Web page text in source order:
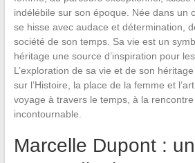
indélébile sur son époque. Née dans un
se hisse avec audace et détermination,
société de son temps. Sa vie est un
héritage une source d’inspiration pour
L’exploration de sa vie et de son
sur l’Histoire, la place de la femme et
voyage à travers le temps, à la rencontre
incontournable.
Marcelle Dupont :